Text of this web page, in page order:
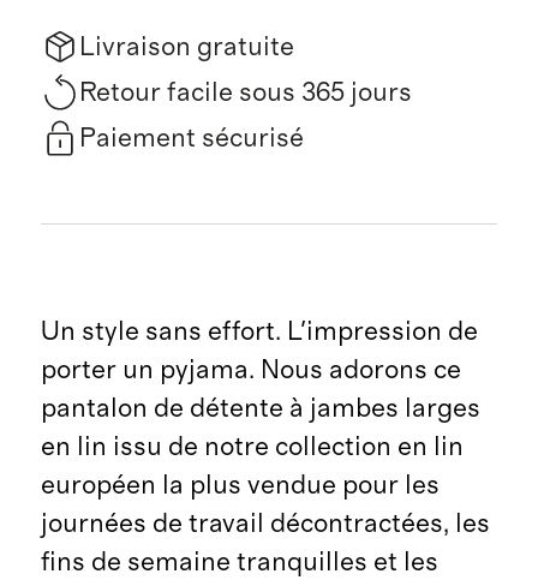
Livraison gratuite
Retour facile sous 365 jours
Paiement sécurisé
Un style sans effort. L'impression de
porter un pyjama. Nous adorons ce
pantalon de détente à jambes larges
en lin issu de notre collection en lin
européen la plus vendue pour les
journées de travail décontractées, les
fins de semaine tranquilles et les